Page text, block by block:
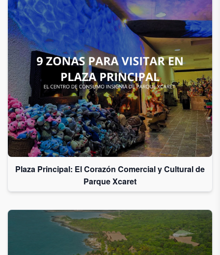
Plaza Principal: El Corazón Comercial y Cultural de
Parque Xcaret